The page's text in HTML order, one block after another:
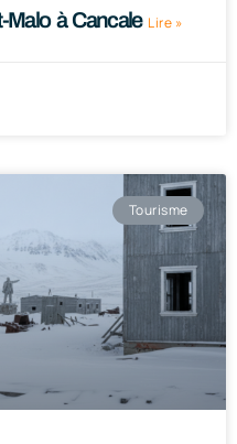
Malo à Cancale Lire »
Tourisme